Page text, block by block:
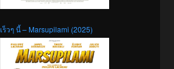
เร็วๆ นี้ – Marsupilami (2025)